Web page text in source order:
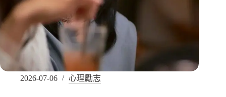
2026-07-06 心理勵志